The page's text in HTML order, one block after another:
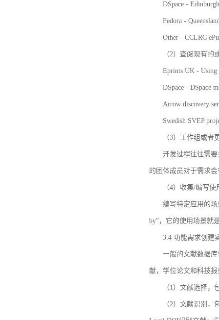
DSpace -
Fedora -
Other - CCLRC
（2）查阅现有
Eprints UK - Using
DSpace - DSpace
Arrow discovery
Swedish SVEP
（3）工作组或者
开发过程往往需
的团体成员对于需求
（4）收集/编写
编写特定应用的场
by”，它的使用场景就
3.4 功能需求创建
一般的文献数据
献，学位论文和科技
（1）文献选择
（2）文献识别